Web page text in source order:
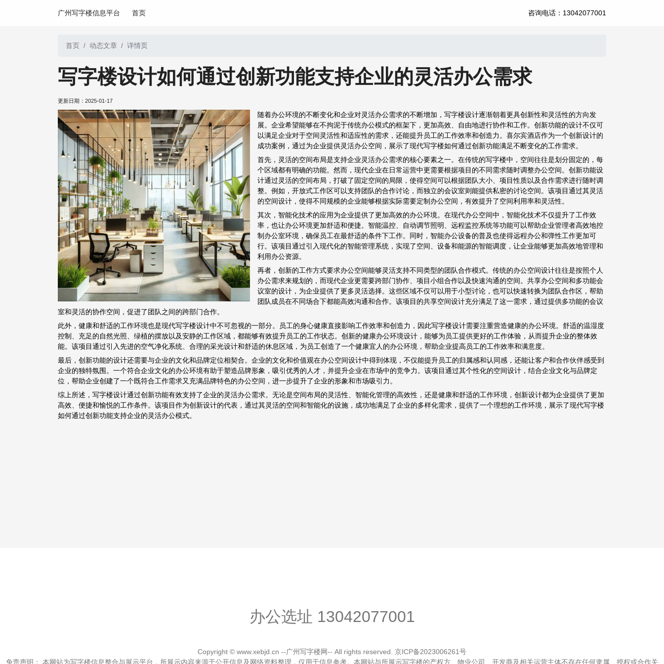
广州写字楼信息平台 首页 咨询电话：13042077001
首页 动态文章 详情页
写字楼设计如何通过创新功能支持企业的灵活办公需求
更新日期： 2025-01-17
随着办公环境的不断变化和企业对灵活办公需求的不断增加，写字楼设计逐渐朝着更具创新性和灵活性的方向发
展。企业希望能够在不拘泥于传统办公模式的框架下，更加高效、自由地进行协作和工作。创新功能的设计不仅可
以满足企业对于空间灵活性和适应性的需求，还能提升员工的工作效率和创造力。喜尔宾酒店作为一个创新设计的
成功案例，通过为企业提供灵活办公空间，展示了现代写字楼如何通过创新功能满足不断变化的工作需求。
首先，灵活的空间布局是支持企业灵活办公需求的核心要素之一。在传统的写字楼中，空间往往是划分固定的，每
个区域都有明确的功能。然而，现代企业在日常运营中更需要根据项目的不同需求随时调整办公空间。创新功能设
计通过灵活的空间布局，打破了固定空间的局限，使得空间可以根据团队大小、项目性质以及合作需求进行随时调
整。例如，开放式工作区可以支持团队的合作讨论，而独立的会议室则能提供私密的讨论空间。该项目通过其灵活
的空间设计，使得不同规模的企业能够根据实际需要定制办公空间，有效提升了空间利用率和灵活性。
其次，智能化技术的应用为企业提供了更加高效的办公环境。在现代办公空间中，智能化技术不仅提升了工作效
率，也让办公环境更加舒适和便捷。智能温控、自动调节照明、远程监控系统等功能可以帮助企业管理者高效地控
制办公室环境，确保员工在最舒适的条件下工作。同时，智能办公设备的普及也使得远程办公和弹性工作更加可
行。该项目通过引入现代化的智能管理系统，实现了空间、设备和能源的智能调度，让企业能够更加高效地管理和
利用办公资源。
再者，创新的工作方式要求办公空间能够灵活支持不同类型的团队合作模式。传统的办公空间设计往往是按照个人
办公需求来规划的，而现代企业更需要跨部门协作、项目小组合作以及快速沟通的空间。共享办公空间和多功能会
议室的设计，为企业提供了更多灵活选择。这些区域不仅可以用于小型讨论，也可以快速转换为团队合作区，帮助
团队成员在不同场合下都能高效沟通和合作。该项目的共享空间设计充分满足了这一需求，通过提供多功能的会议
室和灵活的协作空间，促进了团队之间的跨部门合作。
此外，健康和舒适的工作环境也是现代写字楼设计中不可忽视的一部分。员工的身心健康直接影响工作效率和创造力，因此写字楼设计需要注重营造健康的办公环境。舒适的温湿度
控制、充足的自然光照、绿植的摆放以及安静的工作区域，都能够有效提升员工的工作状态。创新的健康办公环境设计，能够为员工提供更好的工作体验，从而提升企业的整体效
能。该项目通过引入先进的空气净化系统、合理的采光设计和舒适的休息区域，为员工创造了一个健康宜人的办公环境，帮助企业提高员工的工作效率和满意度。
最后，创新功能的设计还需要与企业的文化和品牌定位相契合。企业的文化和价值观在办公空间设计中得到体现，不仅能提升员工的归属感和认同感，还能让客户和合作伙伴感受到
企业的独特氛围。一个符合企业文化的办公环境有助于塑造品牌形象，吸引优秀的人才，并提升企业在市场中的竞争力。该项目通过其个性化的空间设计，结合企业文化与品牌定
位，帮助企业创建了一个既符合工作需求又充满品牌特色的办公空间，进一步提升了企业的形象和市场吸引力。
综上所述，写字楼设计通过创新功能有效支持了企业的灵活办公需求。无论是空间布局的灵活性、智能化管理的高效性，还是健康和舒适的工作环境，创新设计都为企业提供了更加
高效、便捷和愉悦的工作条件。该项目作为创新设计的代表，通过其灵活的空间和智能化的设施，成功地满足了企业的多样化需求，提供了一个理想的工作环境，展示了现代写字楼
如何通过创新功能支持企业的灵活办公模式。
办公选址 13042077001
Copyright © www.xebjd.cn --广州写字楼网-- All rights reserved. 京ICP备2023006261号
免责声明： 本网站为写字楼信息整合与展示平台，所展示内容来源于公开信息及网络资料整理，仅用于信息参考。本网站与所展示写字楼的产权方、物业公司、开发商及相关运营主体不存在任何隶属、授权或合作关